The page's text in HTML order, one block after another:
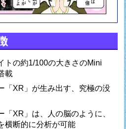
トの約1/100の大きさのMini
載
「XR」が生み出す、究極の没
「XR」は、人の脳のように、
横断的に分析が可能